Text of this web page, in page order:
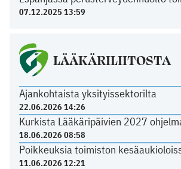
07.12.2025 13:59
LÄÄKÄRILIITOSTA
Ajankohtaista yksityissektorilta
22.06.2026 14:26
Kurkista Lääkäripäivien 2027
18.06.2026 08:58
Poikkeuksia toimiston
11.06.2026 12:21